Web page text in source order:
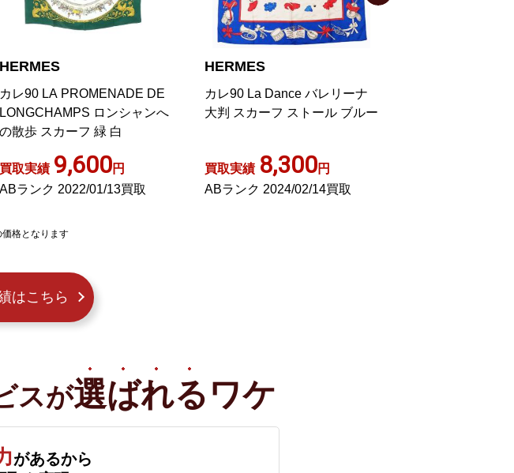
HERMES
カレ90 La Dance バレリーナ
大判 スカーフ ストール ブルー
買取実績 8,300円
ABランク 2024/02/14買取
HERMES
ソルド カレ90 BRIDES DE
GARA SHADOW スカーフ グ
買取実績 15,500
Sランク 2024/10/07買取
格となります
はこちら
スが選ばれるワケ
があるから